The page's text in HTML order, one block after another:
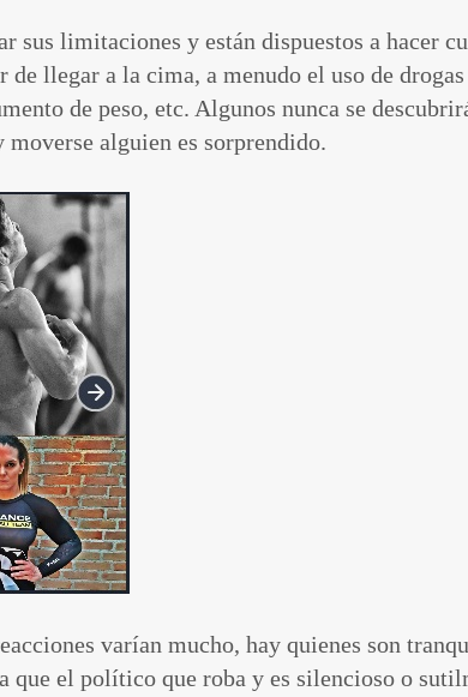
sus limitaciones y están dispuestos a hacer
de llegar a la cima, a menudo el uso de
de peso, etc. Algunos nunca se
alguien es sorprendido.
varían mucho, hay quienes son
que el político que roba y es silencioso o